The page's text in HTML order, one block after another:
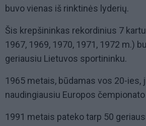
buvo vienas iš rinktinės lyderių.
Šis krepšininkas rekordinius 7
1967, 1969, 1970, 1971, 1972 m.)
geriausiu Lietuvos sportininku.
1965 metais, būdamas vos 20-ies,
naudingiausiu Europos
1991 metais pateko tarp 50